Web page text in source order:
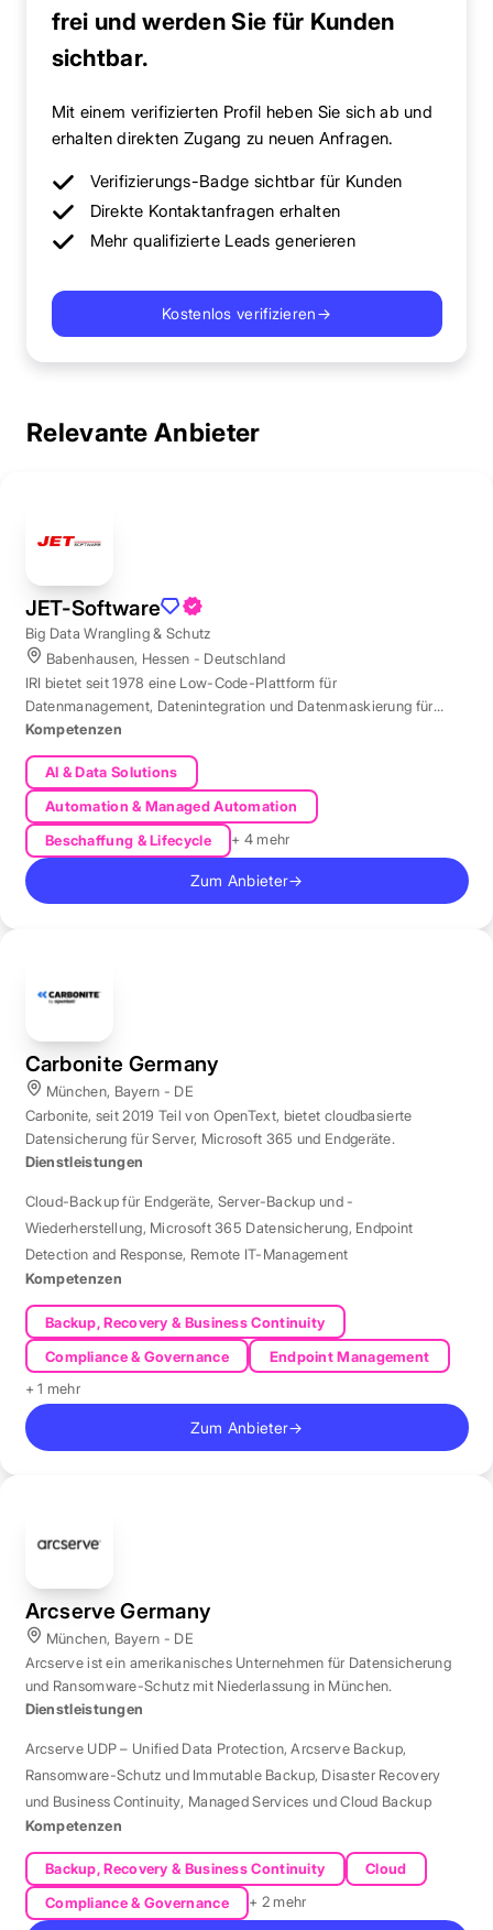
frei und werden Sie für Kunden
sichtbar.
Mit einem verifizierten Profil heben Sie sich ab und
erhalten direkten Zugang zu neuen Anfragen.
Verifizierungs-Badge sichtbar für Kunden
Direkte Kontaktanfragen erhalten
Mehr qualifizierte Leads generieren
Kostenlos verifizieren→
Relevante Anbieter
JET-Software
Big Data Wrangling & Schutz
Babenhausen, Hessen - Deutschland
IRI bietet seit 1978 eine Low-Code-Plattform für
Datenmanagement, Datenintegration und Datenmaskierung für
produktive Datenbestände weltweit.
Kompetenzen
AI & Data Solutions
Automation & Managed Automation
Beschaffung & Lifecycle
+ 4 mehr
Zum Anbieter→
Carbonite Germany
München, Bayern - DE
Carbonite, seit 2019 Teil von OpenText, bietet cloudbasierte
Datensicherung für Server, Microsoft 365 und Endgeräte.
Dienstleistungen
Cloud-Backup für Endgeräte, Server-Backup und -
Wiederherstellung, Microsoft 365 Datensicherung, Endpoint
Detection and Response, Remote IT-Management
Kompetenzen
Backup, Recovery & Business Continuity
Compliance & Governance
Endpoint Management
+ 1 mehr
Zum Anbieter→
Arcserve Germany
München, Bayern - DE
Arcserve ist ein amerikanisches Unternehmen für Datensicherung
und Ransomware-Schutz mit Niederlassung in München.
Dienstleistungen
Arcserve UDP – Unified Data Protection,Arcserve Backup,
Ransomware-Schutz und Immutable Backup, Disaster Recovery
und Business Continuity, Managed Services und Cloud Backup
Kompetenzen
Backup, Recovery & Business Continuity
Cloud
Compliance & Governance
+ 2 mehr